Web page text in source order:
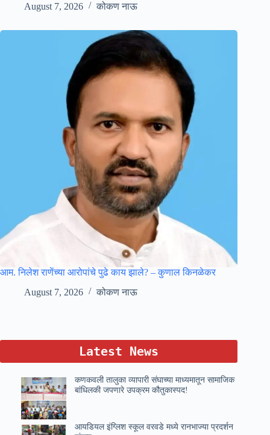
August 7, 2026
कोकण नाऊ
आम. निलेश राणेंच्या आरोपांचे पुढे काय झाले? – कुणाल किनळेकर
August 7, 2026
कोकण नाऊ
Latest News
कणकवली तालुका व्यापारी संघाच्या माध्यमातून सामाजिक
बांधिलकी जपणारे उपक्रम कौतुकास्पद!
आयडियल इंग्लिश स्कूल वरवडे मध्ये रानभाज्या प्रदर्शन